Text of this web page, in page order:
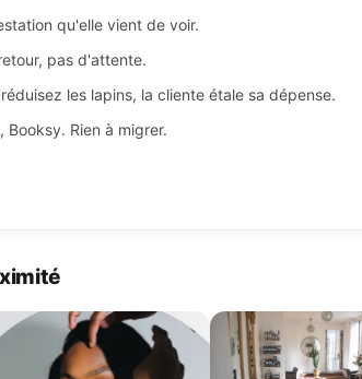
qu'elle vient de voir.
pas d'attente.
les lapins, la cliente étale sa dépense.
Booksy. Rien à migrer.